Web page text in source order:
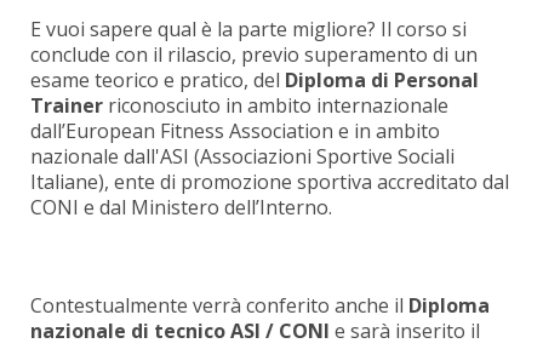
E vuoi sapere qual è la parte migliore? Il corso si
conclude con il rilascio, previo superamento di un
esame teorico e pratico, del Diploma di Personal
Trainer riconosciuto in ambito internazionale
dall’European Fitness Association e in ambito
nazionale dall'ASI (Associazioni Sportive Sociali
Italiane), ente di promozione sportiva accreditato dal
CONI e dal Ministero dell’Interno.
Contestualmente verrà conferito anche il Diploma
nazionale di tecnico ASI / CONI e sarà inserito il